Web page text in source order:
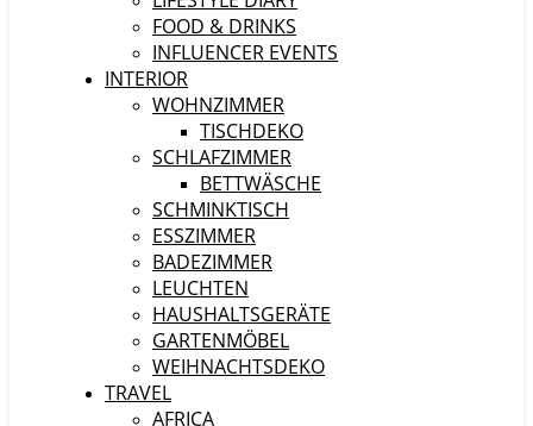
FOOD & DRINKS
INFLUENCER EVENTS
INTERIOR
WOHNZIMMER
TISCHDEKO
SCHLAFZIMMER
BETTWÄSCHE
SCHMINKTISCH
ESSZIMMER
BADEZIMMER
LEUCHTEN
HAUSHALTSGERÄTE
GARTENMÖBEL
WEIHNACHTSDEKO
TRAVEL
AFRICA